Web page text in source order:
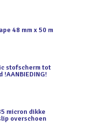
48 mm x 50 m
stofscherm tot
!AANBIEDING!
micron dikke
overschoen